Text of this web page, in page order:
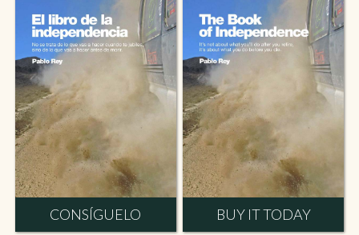
CONSÍGUELO BUY IT TODAY